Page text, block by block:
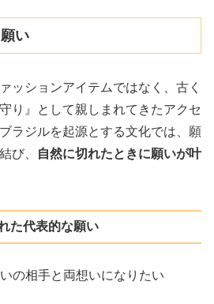
い
ッションアイテムではなく、古く
り』として親しまれてきたアクセ
ラジルを起源とする文化では、願
び、
自然に切れたときに願いが叶
た代表的な願い
の相手と両想いになりたい